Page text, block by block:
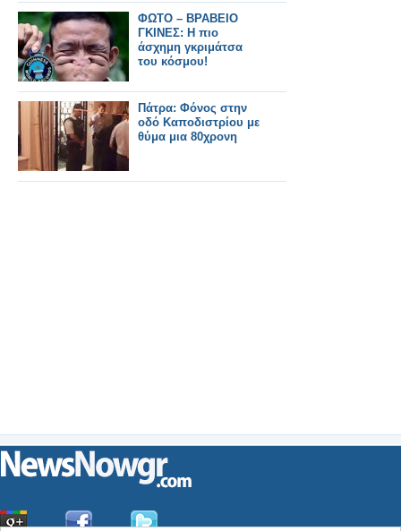
ΦΩΤΟ – ΒΡΑΒΕΙΟ
ΓΚΙΝΕΣ: Η πιο
άσχημη γκριμάτσα
του κόσμου!
Πάτρα: Φόνος στην
οδό Καποδιστρίου με
θύμα μια 80χρονη